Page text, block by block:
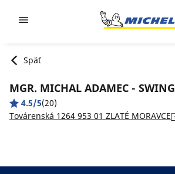
Späť
MGR. MICHAL ADAMEC - SWING
4.5/5(20)
Továrenská 1264 953 01 ZLATÉ MORAVCE